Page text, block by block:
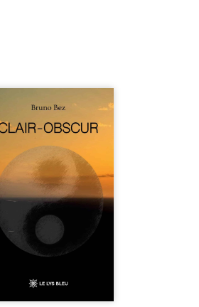
en alexandrins, Clair-
aborde la spiritualité,
humaines, la
d’expériences
Entre clarté et
les poèmes
les observations et
façonnés au fil
vie. Ils portent un regard
sur l’existence et le
contemporain, invitant
à questionner ses ...